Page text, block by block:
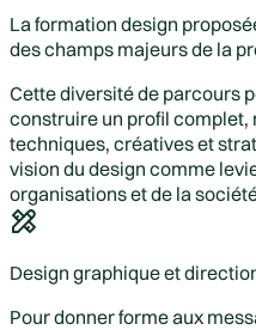
La formation design
des champs majeurs de la
Cette diversité de parcours
construire un profil
techniques, créatives et
vision du design comme
organisations et de la
Design graphique et
Pour donner forme aux